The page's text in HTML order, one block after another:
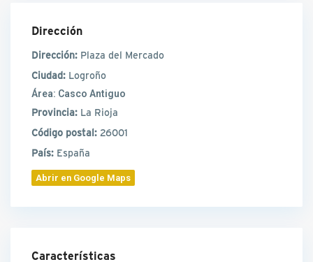
Dirección
Dirección: Plaza del Mercado
Ciudad: Logroño
Área: Casco Antiguo
Provincia: La Rioja
Código postal: 26001
País: España
Abrir en Google Maps
Características